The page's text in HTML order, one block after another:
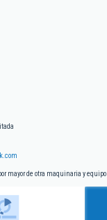
mayor de otra maquinaria y equipo